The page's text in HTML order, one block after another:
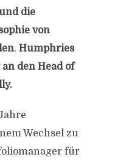
die
von
. Humphries
den Head of
Wechsel zu
für